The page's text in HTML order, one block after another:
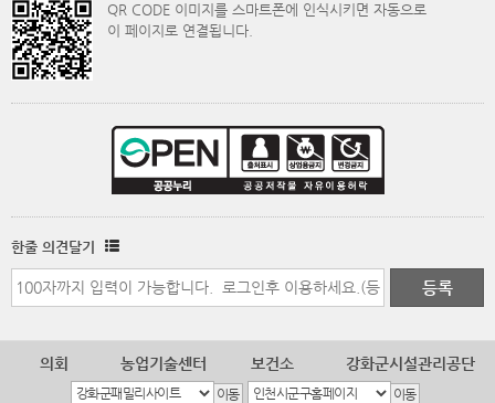
QR CODE 이미지를 스마트폰에 인식시키면 자동으로
이 페이지로 연결됩니다.
한줄 의견달기
의회 농업기술센터 보건소 강화군시설관리공단